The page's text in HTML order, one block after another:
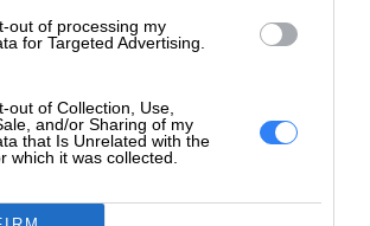
out of processing my
for Targeted Advertising.
out of Collection, Use,
and/or Sharing of my
that Is Unrelated with the
which it was collected.
kompatybilna z laptopami Dell:
5280
5290
5480